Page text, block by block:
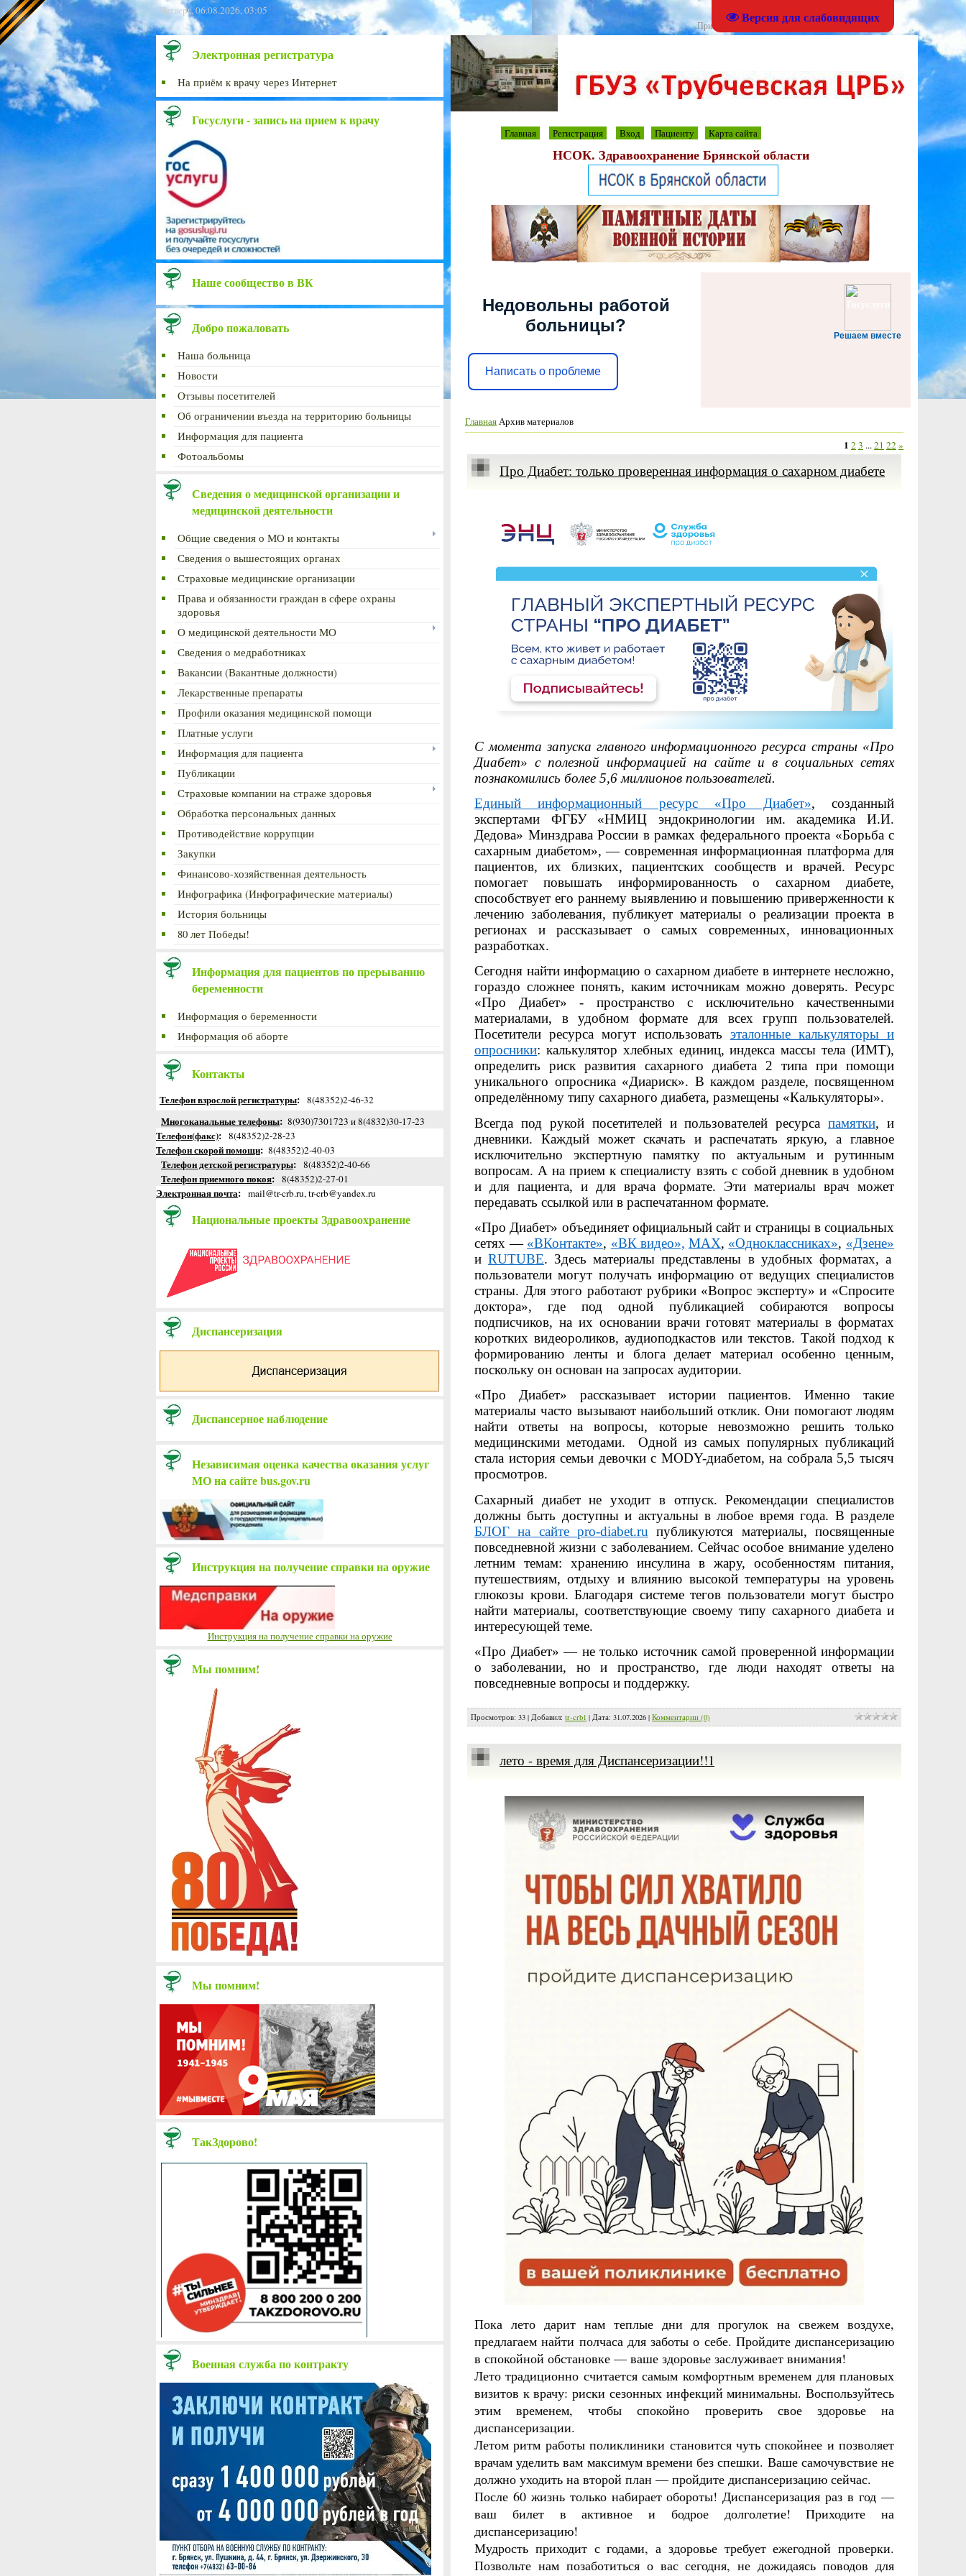
Версия для слабовидящих
Четверг, 06.08.2026, 03:05
Приветствую Вас Гость|RSS
Электронная регистратура
На приём к врачу через Интернет
Госуслуги - запись на прием к врачу
Наше сообщество в ВК
Добро пожаловать
Наша больница
Новости
Отзывы посетителей
Об ограничении въезда на территорию больницы
Информация для пациента
Фотоальбомы
Сведения о медицинской организации и
медицинской деятельности
Общие сведения о МО и контакты
Сведения о вышестоящих органах
Страховые медицинские организации
Права и обязанности граждан в сфере охраны
здоровья
О медицинской деятельности МО
Сведения о медработниках
Вакансии (Вакантные должности)
Лекарственные препараты
Профили оказания медицинской помощи
Платные услуги
Информация для пациента
Публикации
Страховые компании на страже здоровья
Обработка персональных данных
Противодействие коррупции
Закупки
Финансово-хозяйственная деятельность
Инфографика (Инфографические материалы)
История больницы
80 лет Победы!
Информация для пациентов по прерыванию
беременности
Информация о беременности
Информация об аборте
Контакты
Телефон взрослой регистратуры: 8(48352)2-46-32
Многоканальные телефоны: 8(930)7301723 и 8(4832)30-17-23
Телефон(факс): 8(48352)2-28-23
Телефон скорой помощи: 8(48352)2-40-03
Телефон детской регистратуры: 8(48352)2-40-66
Телефон приемного покоя: 8(48352)2-27-01
Электронная почта: mail@tr-crb.ru, tr-crb@yandex.ru
Национальные проекты Здравоохранение
Диспансеризация
Диспансерное наблюдение
Независимая оценка качества оказания услуг
МО на сайте bus.gov.ru
Инструкция на получение справки на оружие
Инструкция на получение справки на оружие
Мы помним!
Мы помним!
ТакЗдорово!
Военная служба по контракту
Главная Регистрация Вход Пациенту Карта сайта
НСОК. Здравоохранение Брянской области
Решаем вместе
Недовольны работой
больницы?
Написать о проблеме
ГлавнаяАрхив материалов
1 23 ...21 22»
Про Диабет: только проверенная информация о сахарном диабете
С момента запуска главного информационного ресурса страны «Про
Диабет» с полезной информацией на сайте и в социальных сетях
познакомились более 5,6 миллионов пользователей.
Единый информационный ресурс «Про Диабет», созданный
экспертами ФГБУ «НМИЦ эндокринологии им. академика И.И.
Дедова» Минздрава России в рамках федерального проекта «Борьба с
сахарным диабетом», — современная информационная платформа для
пациентов, их близких, пациентских сообществ и врачей. Ресурс
помогает повышать информированность о сахарном диабете,
способствует его раннему выявлению и повышению приверженности к
лечению заболевания, публикует материалы о реализации проекта в
регионах и рассказывает о самых современных, инновационных
разработках.
Сегодня найти информацию о сахарном диабете в интернете несложно,
гораздо сложнее понять, каким источникам можно доверять. Ресурс
«Про Диабет» - пространство с исключительно качественными
материалами, в удобном формате для всех групп пользователей.
Посетители ресурса могут использовать эталонные калькуляторы и
опросники: калькулятор хлебных единиц, индекса массы тела (ИМТ),
определить риск развития сахарного диабета 2 типа при помощи
уникального опросника «Диариск». В каждом разделе, посвященном
определённому типу сахарного диабета, размещены «Калькуляторы».
Всегда под рукой посетителей и пользователей ресурсапамятки, и
дневники. Каждый может скачать и распечатать яркую, а главное
исключительно экспертную памятку по актуальным и рутинным
вопросам. А на прием к специалисту взять с собой дневник в удобном
и для пациента, и для врача формате. Эти материалы врач может
передавать ссылкой или в распечатанном формате.
«Про Диабет» объединяет официальный сайт и страницы в социальных
сетях — «ВКонтакте», «ВК видео», MAX, «Одноклассниках», «Дзене»
иRUTUBE. Здесь материалы представлены в удобных форматах, а
пользователи могут получать информацию от ведущих специалистов
страны. Для этого работают рубрики «Вопрос эксперту» и «Спросите
доктора», где под одной публикацией собираются вопросы
подписчиков, на их основании врачи готовят материалы в форматах
коротких видеороликов, аудиоподкастов или текстов. Такой подход к
формированию ленты и блога делает материал особенно ценным,
поскольку он основан на запросах аудитории.
«Про Диабет» рассказывает истории пациентов. Именно такие
материалы часто вызывают наибольший отклик. Они помогают людям
найти ответы на вопросы, которые невозможно решить только
медицинскими методами. Одной из самых популярных публикаций
стала история семьи девочки с MODY-диабетом, на собрала 5,5 тысяч
просмотров.
Сахарный диабет не уходит в отпуск. Рекомендации специалистов
должны быть доступны и актуальны в любое время года. В разделе
БЛОГ на сайте pro-diabet.ru публикуются материалы, посвященные
повседневной жизни с заболеванием. Сейчас особое внимание уделено
летним темам: хранению инсулина в жару, особенностям питания,
путешествиям, отдыху и влиянию высокой температуры на уровень
глюкозы крови. Благодаря системе тегов пользователи могут быстро
найти материалы, соответствующие своему типу сахарного диабета и
интересующей теме.
«Про Диабет» — не только источник самой проверенной информации
о заболевании, но и пространство, где люди находят ответы на
повседневные вопросы и поддержку.
Просмотров: 33 | Добавил: tr-crb1 | Дата: 31.07.2026 | Комментарии (0)
лето - время для Диспансеризации!!1
Пока лето дарит нам теплые дни для прогулок на свежем воздухе,
предлагаем найти полчаса для заботы о себе. Пройдите диспансеризацию
в спокойной обстановке — ваше здоровье заслуживает внимания!
Лето традиционно считается самым комфортным временем для плановых
визитов к врачу: риски сезонных инфекций минимальны. Воспользуйтесь
этим временем, чтобы спокойно проверить свое здоровье на
диспансеризации.
Летом ритм работы поликлиники становится чуть спокойнее и позволяет
врачам уделить вам максимум времени без спешки. Ваше самочувствие не
должно уходить на второй план — пройдите диспансеризацию сейчас.
После 60 жизнь только набирает обороты! Диспансеризация раз в год —
ваш билет в активное и бодрое долголетие! Приходите на
диспансеризацию!
Мудрость приходит с годами, а здоровье требует ежегодной проверки.
Позвольте нам позаботиться о вас сегодня, не дожидаясь поводов для